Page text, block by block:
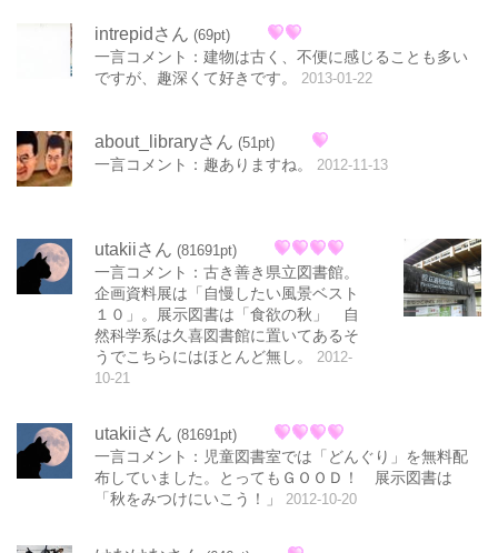
intrepidさん (69pt)
一言コメント：建物は古く、不便に感じることも多い
ですが、趣深くて好きです。
2013-01-22
about_libraryさん (51pt)
一言コメント：趣ありますね。 2012-11-13
utakiiさん (81691pt)
一言コメント：古き善き県立図書館。
企画資料展は「自慢したい風景ベスト
１０」。展示図書は「食欲の秋」 自
然科学系は久喜図書館に置いてあるそ
うでこちらにはほとんど無し。
2012-
10-21
utakiiさん (81691pt)
一言コメント：児童図書室では「どんぐり」を無料配
布していました。とってもＧＯＯＤ！ 展示図書は
「秋をみつけにいこう！」
2012-10-20